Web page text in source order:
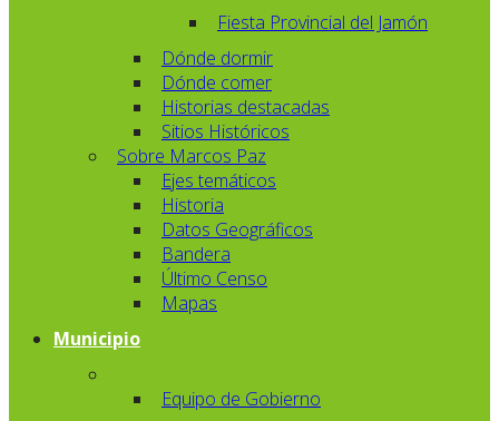
Fiesta Provincial del Jamón
Dónde dormir
Dónde comer
Historias destacadas
Sitios Históricos
Sobre Marcos Paz
Ejes temáticos
Historia
Datos Geográficos
Bandera
Último Censo
Mapas
Municipio
Equipo de Gobierno